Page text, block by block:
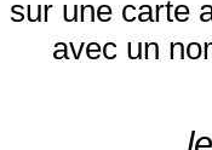
sur une carte
avec un